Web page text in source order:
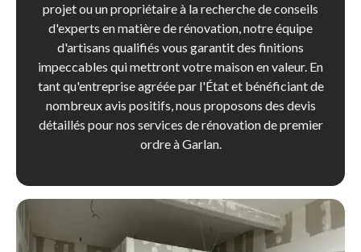
projet ou un propriétaire à la recherche de conseils
d'experts en matière de rénovation, notre équipe
d'artisans qualifiés vous garantit des finitions
impeccables qui mettront votre maison en valeur. En
tant qu'entreprise agréée par l'État et bénéficiant de
nombreux avis positifs, nous proposons des devis
détaillés pour nos services de rénovation de premier
ordre à Garlan.